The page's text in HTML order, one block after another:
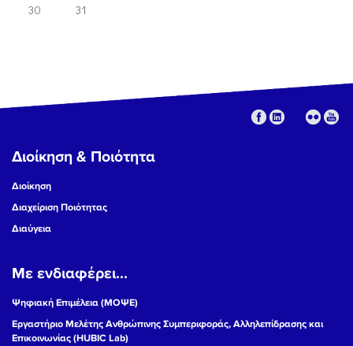
30
31
Διοίκηση & Ποιότητα
Διοίκηση
Διαχείριση Ποιότητας
Διαύγεια
Με ενδιαφέρει...
Ψηφιακή Επιμέλεια (ΜΟΨΕ)
Εργαστήριο Μελέτης Ανθρώπινης Συμπεριφοράς, Αλληλεπίδρασης και
Επικοινωνίας (HUBIC Lab)